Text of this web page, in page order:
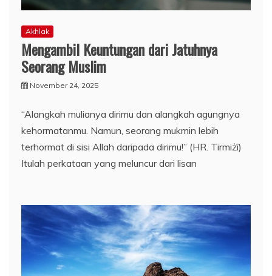
Akhlak
Mengambil Keuntungan dari Jatuhnya
Seorang Muslim
November 24, 2025
“Alangkah mulianya dirimu dan alangkah agungnya
kehormatanmu. Namun, seorang mukmin lebih
terhormat di sisi Allah daripada dirimu!” (HR. Tirmiżī)
Itulah perkataan yang meluncur dari lisan